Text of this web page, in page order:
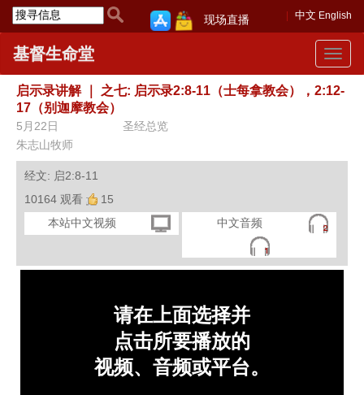
中文 English
现场直播
Toggle
基督生命堂
启示录讲解
之七: 启示录2:8-11（士每拿教会），2:12-
17（别迦摩教会）
5月22日
圣经总览
朱志山牧师
经文: 启2:8-11
10164 观看
15
本站中文视频
中文音频